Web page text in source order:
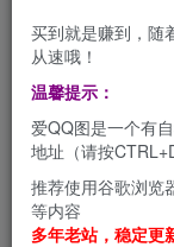
买到就是赚到，随
从速哦！
温馨提示：
爱QQ图是一个有
地址（请按
推荐使用谷歌浏览
等内容
多年老站，稳定更